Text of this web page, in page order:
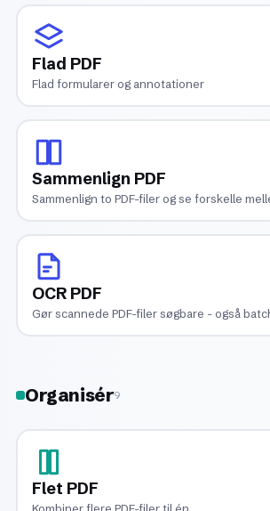
Flad PDF
Flad formularer og annotationer
Sammenlign PDF
Sammenlign to PDF-filer og se forskelle
OCR PDF
Gør scannede PDF-filer søgbare - også
Organisér9
Flet PDF
Kombiner flere PDF-filer til én